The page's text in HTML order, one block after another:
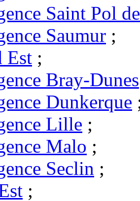
Saint Pol
Saumur ;
Est ;
Bray-Dunes
Dunkerque
Lille ;
Malo ;
Seclin ;
;